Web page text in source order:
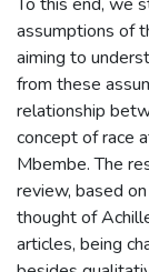
assumptions of
aiming to
from these
relationship
concept of race
Mbembe. The
review, based
thought of
articles, being